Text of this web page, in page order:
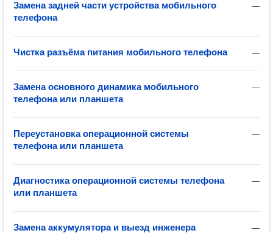
—
Замена задней части устройства мобильного
телефона
—
Чистка разъёма питания мобильного телефона
—
Замена основного динамика мобильного
телефона или планшета
—
Переустановка операционной системы
телефона или планшета
—
Диагностика операционной системы телефона
или планшета
—
Замена аккумулятора и выезд инженера